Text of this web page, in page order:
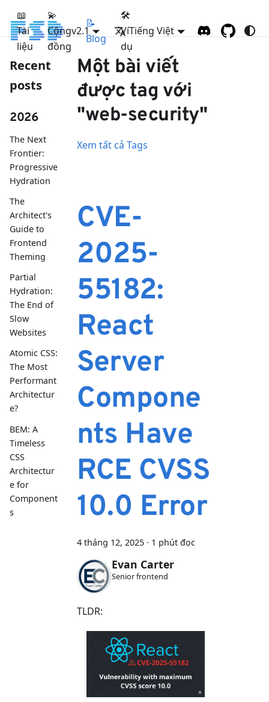
FSD
📖
Tài
liệu
💫
Cộng
đồng
📝
Blog
🛠
Ví
dụ
v2.1 Tiếng Việt
Recent
posts
2026
The Next
Frontier:
Progressive
Hydration
The
Architect's
Guide to
Frontend
Theming
Partial
Hydration:
The End of
Slow
Websites
Atomic CSS:
The Most
Performant
Architectur
e?
BEM: A
Timeless
CSS
Architectur
e for
Component
s
Một bài viết
được tag với
"web-security"
Xem tất cả Tags
CVE-
2025-
55182:
React
Server
Compone
nts Have
RCE CVSS
10.0 Error
4 tháng 12, 2025 · 1 phút đọc
Evan Carter
Senior frontend
TLDR: